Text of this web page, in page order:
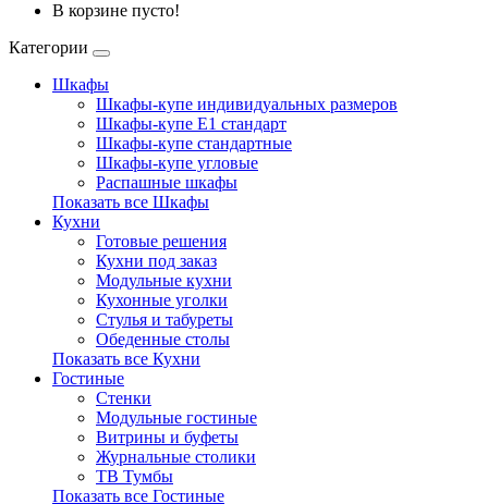
В корзине пусто!
Категории
Шкафы
Шкафы-купе индивидуальных размеров
Шкафы-купе Е1 стандарт
Шкафы-купе стандартные
Шкафы-купе угловые
Распашные шкафы
Показать все Шкафы
Кухни
Готовые решения
Кухни под заказ
Модульные кухни
Кухонные уголки
Стулья и табуреты
Обеденные столы
Показать все Кухни
Гостиные
Стенки
Модульные гостиные
Витрины и буфеты
Журнальные столики
ТВ Тумбы
Показать все Гостиные